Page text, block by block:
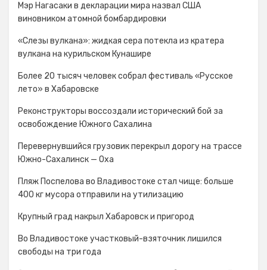
Мэр Нагасаки в декларации мира назвал США
виновником атомной бомбардировки
«Слезы вулкана»: жидкая сера потекла из кратера
вулкана на курильском Кунашире
Более 20 тысяч человек собрал фестиваль «Русское
лето» в Хабаровске
Реконструкторы воссоздали исторический бой за
освобождение Южного Сахалина
Перевернувшийся грузовик перекрыл дорогу на трассе
Южно-Сахалинск — Оха
Пляж Поспелова во Владивостоке стал чище: больше
400 кг мусора отправили на утилизацию
Крупный град накрыл Хабаровск и пригород
Во Владивостоке участковый-взяточник лишился
свободы на три года